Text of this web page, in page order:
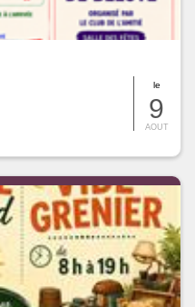
le
9
AOUT